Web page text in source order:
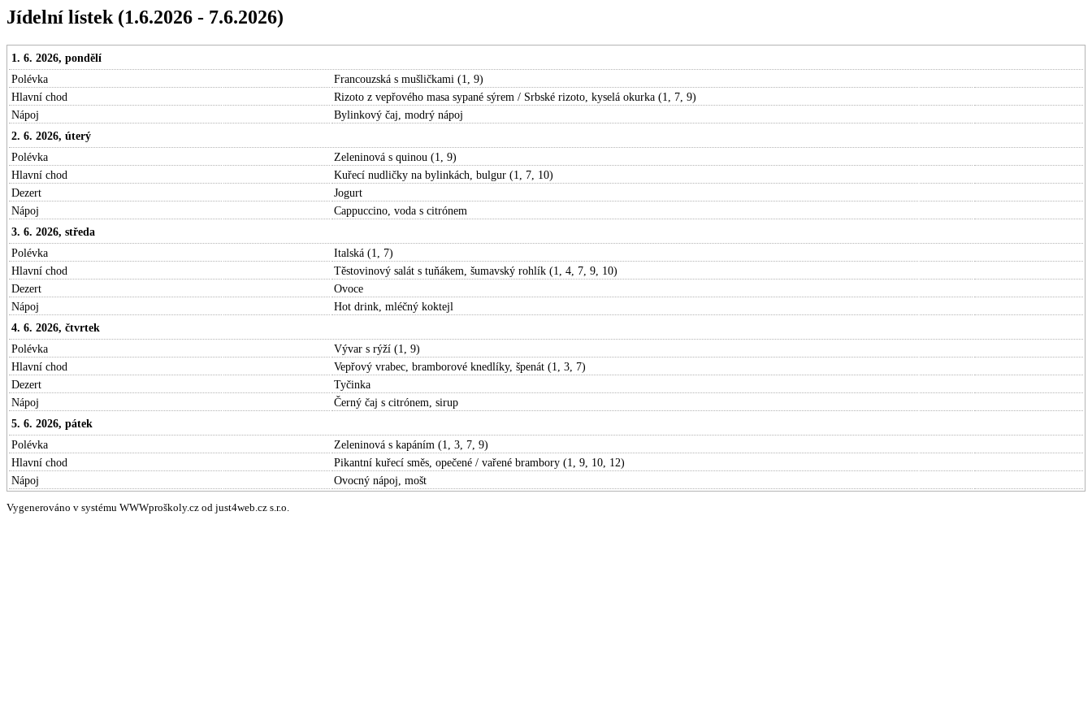
Jídelní lístek (1.6.2026 - 7.6.2026)
1. 6. 2026, pondělí
Polévka
Francouzská s mušličkami (1, 9)
Hlavní chod
Rizoto z vepřového masa sypané sýrem / Srbské rizoto, kyselá okurka (1, 7, 9)
Nápoj
Bylinkový čaj, modrý nápoj
2. 6. 2026, úterý
Polévka
Zeleninová s quinou (1, 9)
Hlavní chod
Kuřecí nudličky na bylinkách, bulgur (1, 7, 10)
Dezert
Jogurt
Nápoj
Cappuccino, voda s citrónem
3. 6. 2026, středa
Polévka
Italská (1, 7)
Hlavní chod
Těstovinový salát s tuňákem, šumavský rohlík (1, 4, 7, 9, 10)
Dezert
Ovoce
Nápoj
Hot drink, mléčný koktejl
4. 6. 2026, čtvrtek
Polévka
Vývar s rýží (1, 9)
Hlavní chod
Vepřový vrabec, bramborové knedlíky, špenát (1, 3, 7)
Dezert
Tyčinka
Nápoj
Černý čaj s citrónem, sirup
5. 6. 2026, pátek
Polévka
Zeleninová s kapáním (1, 3, 7, 9)
Hlavní chod
Pikantní kuřecí směs, opečené / vařené brambory (1, 9, 10, 12)
Nápoj
Ovocný nápoj, mošt
Vygenerováno v systému WWWproškoly.cz od just4web.cz s.r.o.